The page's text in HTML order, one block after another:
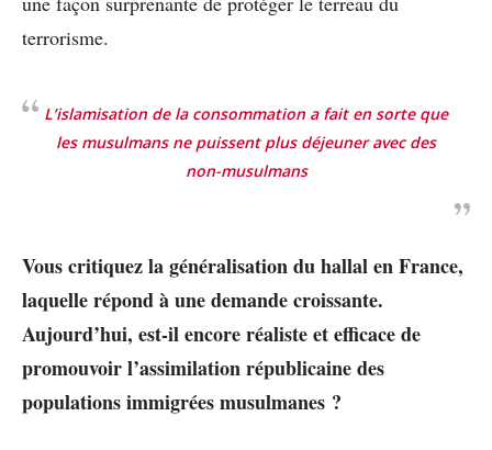
terrorisme.
L’islamisation de la consommation a fait en sorte que
les musulmans ne puissent plus déjeuner avec des
non-musulmans
Vous critiquez la généralisation du hallal en France,
laquelle répond à une demande croissante.
Aujourd’hui, est-il encore réaliste et efficace de
promouvoir l’assimilation républicaine des
populations immigrées musulmanes ?